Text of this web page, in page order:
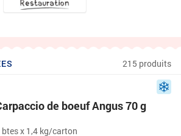
215 produits
de boeuf Angus 70 g
btes x 1,4 kg/carton